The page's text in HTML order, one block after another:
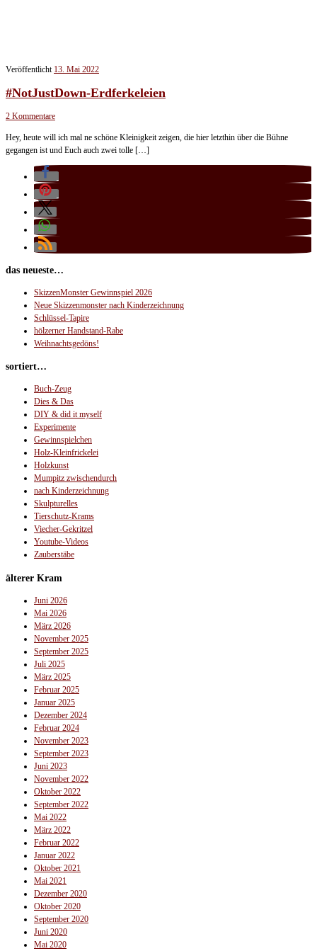
Veröffentlicht 13. Mai 2022
#NotJustDown-Erdferkeleien
2 Kommentare
Hey, heute will ich mal ne schöne Kleinigkeit zeigen, die hier letzthin über die Bühne
gegangen ist und Euch auch zwei tolle […]
das neueste…
SkizzenMonster Gewinnspiel 2026
Neue Skizzenmonster nach Kinderzeichnung
Schlüssel-Tapire
hölzerner Handstand-Rabe
Weihnachtsgedöns!
sortiert…
Buch-Zeug
Dies & Das
DIY & did it myself
Experimente
Gewinnspielchen
Holz-Kleinfrickelei
Holzkunst
Mumpitz zwischendurch
nach Kinderzeichnung
Skulpturelles
Tierschutz-Krams
Viecher-Gekritzel
Youtube-Videos
Zauberstäbe
älterer Kram
Juni 2026
Mai 2026
März 2026
November 2025
September 2025
Juli 2025
März 2025
Februar 2025
Januar 2025
Dezember 2024
Februar 2024
November 2023
September 2023
Juni 2023
November 2022
Oktober 2022
September 2022
Mai 2022
März 2022
Februar 2022
Januar 2022
Oktober 2021
Mai 2021
Dezember 2020
Oktober 2020
September 2020
Juni 2020
Mai 2020